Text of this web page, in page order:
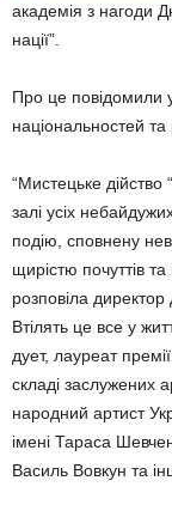
академія з нагоди
нації”.
Про це повідомили
національностей та
“Мистецьке дійство
залі усіх
подію, сповнену
щирістю почуттів
розповіла
Втілять це все у
дует, лауреат
складі заслужених
народний артист
імені Тараса
Василь Вовкун та